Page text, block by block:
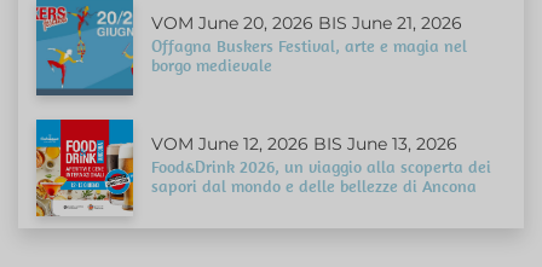
VOM June 20, 2026 BIS June 21, 2026
Offagna Buskers Festival, arte e magia nel
borgo medievale
VOM June 12, 2026 BIS June 13, 2026
Food&Drink 2026, un viaggio alla scoperta dei
sapori dal mondo e delle bellezze di Ancona